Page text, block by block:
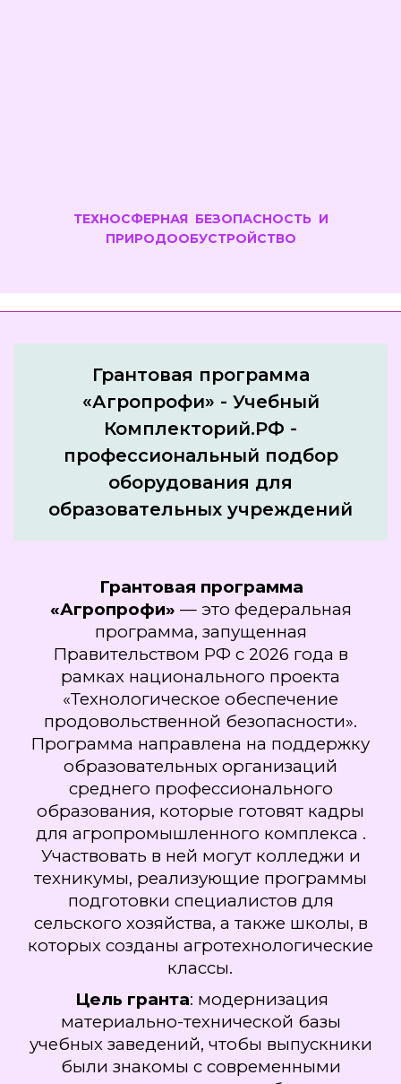
ТЕХНОСФЕРНАЯ БЕЗОПАСНОСТЬ И
ПРИРОДООБУСТРОЙСТВО
Грантовая программа
«Агропрофи» - Учебный
Комплекторий.РФ -
профессиональный подбор
оборудования для
образовательных учреждений
Грантовая программа
«Агропрофи» — это федеральная
программа, запущенная
Правительством РФ с 2026 года в
рамках национального проекта
«Технологическое обеспечение
продовольственной безопасности».
Программа направлена на поддержку
образовательных организаций
среднего профессионального
образования, которые готовят кадры
для агропромышленного комплекса .
Участвовать в ней могут колледжи и
техникумы, реализующие программы
подготовки специалистов для
сельского хозяйства, а также школы, в
которых созданы агротехнологические
классы.
Цель гранта: модернизация
материально-технической базы
учебных заведений, чтобы выпускники
были знакомы с современными